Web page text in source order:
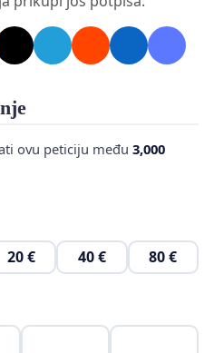
peticije biće
Srbije Aleksandru Vučiću,
ovu peticiju među 3,000
20 € 40 € 80 €